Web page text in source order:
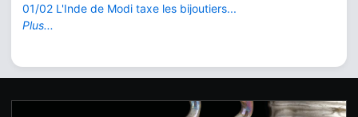
01/02 L'Inde de Modi taxe les bijoutiers...
Plus...